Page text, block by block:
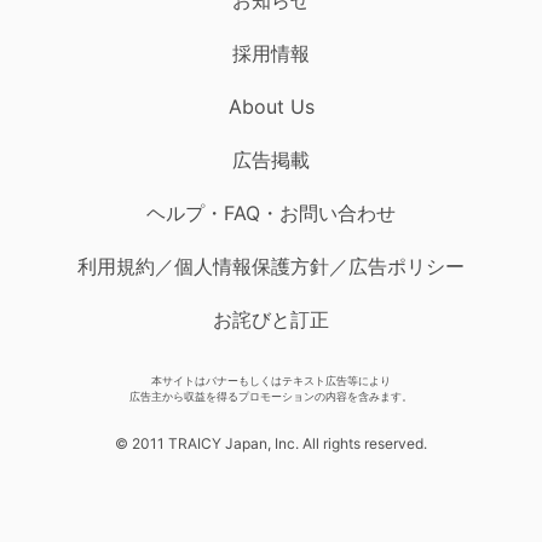
採用情報
About Us
広告掲載
ヘルプ・FAQ・お問い合わせ
利用規約／個人情報保護方針／広告ポリシー
お詫びと訂正
本サイトはバナーもしくはテキスト広告等により
広告主から収益を得るプロモーションの内容を含みます。
© 2011 TRAICY Japan, Inc. All rights reserved.